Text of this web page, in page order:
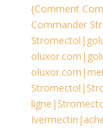
{Comment
Commander